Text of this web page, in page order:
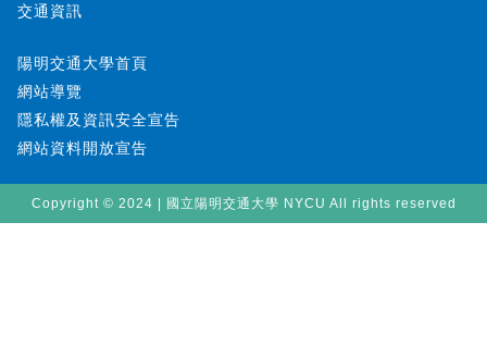
交通資訊
陽明交通大學首頁
網站導覽
隱私權及資訊安全宣告
網站資料開放宣告
Copyright © 2024 | 國立陽明交通大學 NYCU All rights reserved